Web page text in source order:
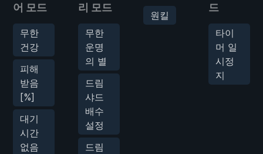
어 모드
무한
건강
피해
받음
[%]
대기
시간
없음
리 모드
무한
운명
의 별
드림
샤드
배수
설정
드림
원킬
드
타이
머 일
시정
지